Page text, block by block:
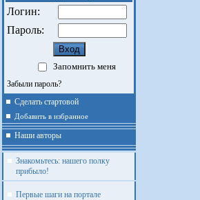
Логин:
Пароль:
Запомнить меня
Забыли пароль?
Сделать стартовой
Добавить в избранное
Наши авторы
Знакомьтесь: нашего полку
прибыло!
Первые шаги на портале